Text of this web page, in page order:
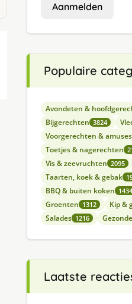
Aanmelden
Populaire
Avondeten &
Bijgerechten 3824
Voorgerechten & amuses
Toetjes & nagerechten
Vis & zeevruchten 2095
Taarten, koek & gebak
BBQ & buiten koken 1434
Groenten 1312 Kip &
Salades 1216
Laatste